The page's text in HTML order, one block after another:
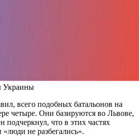
Украины
всего подобных батальонов на
четыре. Они базируются во Львове,
подчеркнул, что в этих частях
не разбегались».